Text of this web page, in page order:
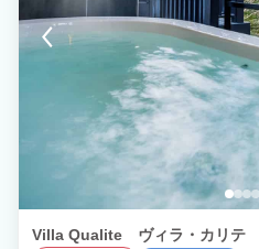
Villa Qualite ヴィラ・カリテ